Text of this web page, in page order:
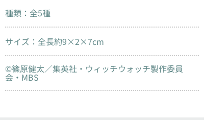
種類：全5種
サイズ：全長約9×2×7cm
©篠原健太／集英社・ウィッチウォッチ製作委員
会・MBS